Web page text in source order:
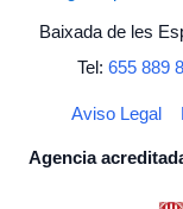
Baixada de les
Tel: 655 889
Aviso Legal
Agencia